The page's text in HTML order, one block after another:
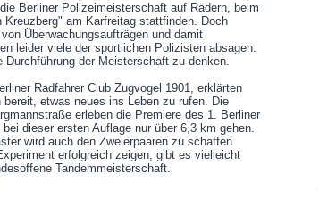
Berliner Polizeimeisterschaft auf Rädern, beim
Kreuzberg" am Karfreitag stattfinden. Doch
Überwachungsaufträgen und damit
leider viele der sportlichen Polizisten absagen.
der Meisterschaft zu denken.
Radfahrer Club Zugvogel 1901, erklärten
etwas neues ins Leben zu rufen. Die
erleben die Premiere des 1. Berliner
dieser ersten Auflage nur über 6,3 km gehen.
wird auch den Zweierpaaren zu schaffen
erfolgreich zeigen, gibt es vielleicht
Tandemmeisterschaft.